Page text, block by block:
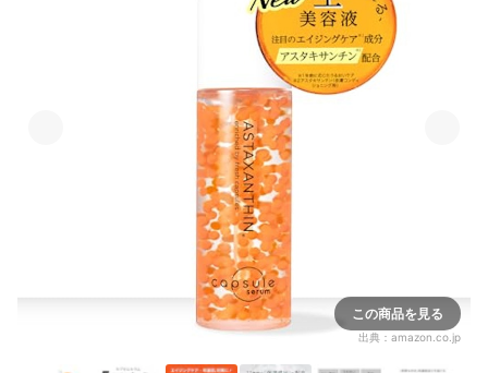
この商品を見る
出典： amazon.co.jp